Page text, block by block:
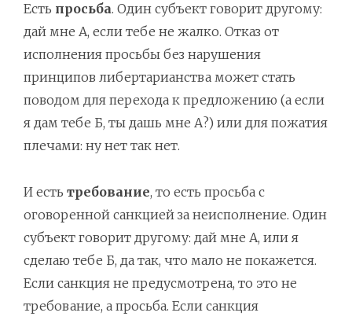
Есть просьба. Один субъект говорит другому:
дай мне А, если тебе не жалко. Отказ от
исполнения просьбы без нарушения
принципов либертарианства может стать
поводом для перехода к предложению (а если
я дам тебе Б, ты дашь мне А?) или для пожатия
плечами: ну нет так нет.
И есть требование, то есть просьба с
оговоренной санкцией за неисполнение. Один
субъект говорит другому: дай мне А, или я
сделаю тебе Б, да так, что мало не покажется.
Если санкция не предусмотрена, то это не
требование, а просьба. Если санкция